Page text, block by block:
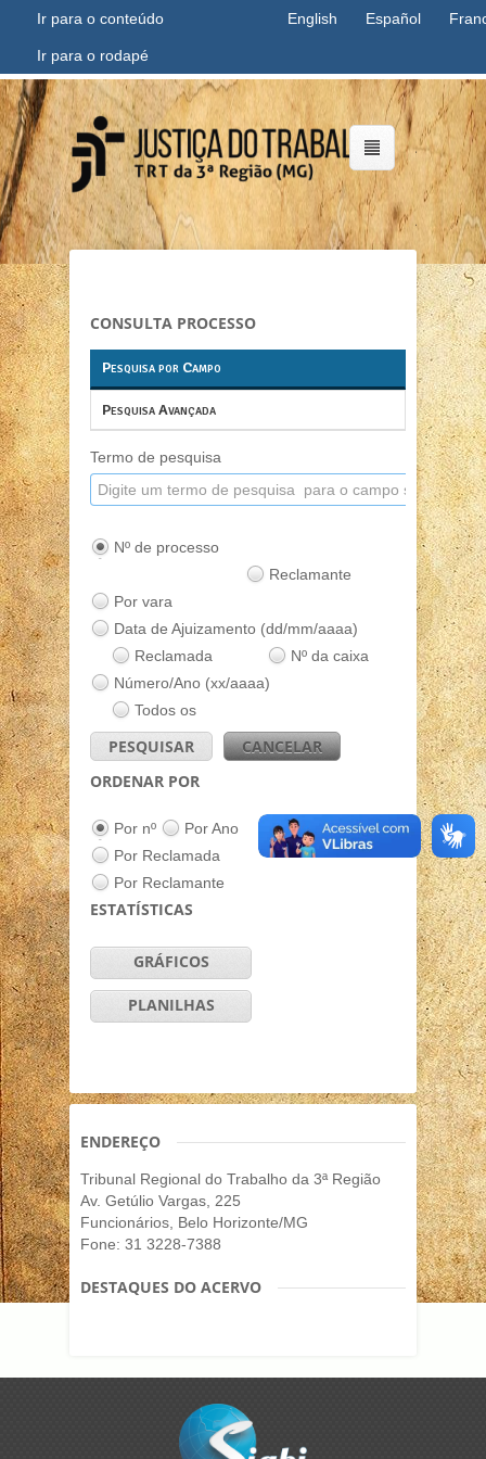
Ir para o conteúdo
Ir para o rodapé
English Español
da
CONSULTA PROCESSO
Pesquisa por Campo
Pesquisa Avançada
Termo de pesquisa
Nº de processo
Reclamante
Por vara
Data de Ajuizamento (dd/mm/aaaa)
Reclamada
Nº da caixa
Número/Ano (xx/aaaa)
Todos os
campos
PESQUISAR
CANCELAR
ORDENAR POR
Por nº
Por Ano
Por Reclamada
Por Reclamante
ESTATÍSTICAS
GRÁFICOS
PLANILHAS
ENDEREÇO
Tribunal Regional do Trabalho da 3ª Região
Av. Getúlio Vargas, 225
Funcionários, Belo Horizonte/MG
Fone: 31 3228-7388
DESTAQUES DO ACERVO